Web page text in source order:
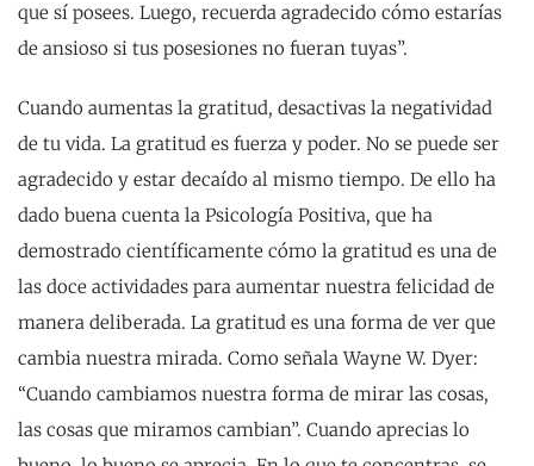
que sí posees. Luego, recuerda agradecido cómo estarías
de ansioso si tus posesiones no fueran tuyas”.
Cuando aumentas la gratitud, desactivas la negatividad
de tu vida. La gratitud es fuerza y poder. No se puede ser
agradecido y estar decaído al mismo tiempo. De ello ha
dado buena cuenta la Psicología Positiva, que ha
demostrado científicamente cómo la gratitud es una de
las doce actividades para aumentar nuestra felicidad de
manera deliberada. La gratitud es una forma de ver que
cambia nuestra mirada. Como señala Wayne W. Dyer:
“Cuando cambiamos nuestra forma de mirar las cosas,
las cosas que miramos cambian”. Cuando aprecias lo